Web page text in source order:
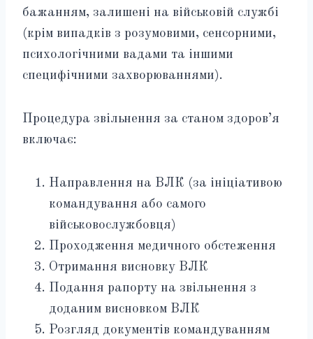
бажанням, залишені на військовій службі
(крім випадків з розумовими, сенсорними,
психологічними вадами та іншими
специфічними захворюваннями).
Процедура звільнення за станом здоров’я
включає:
Направлення на ВЛК (за ініціативою
командування або самого
військовослужбовця)
Проходження медичного обстеження
Отримання висновку ВЛК
Подання рапорту на звільнення з
доданим висновком ВЛК
Розгляд документів командуванням